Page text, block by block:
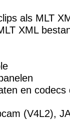
als MLT
XML
en codecs
(V4L2),